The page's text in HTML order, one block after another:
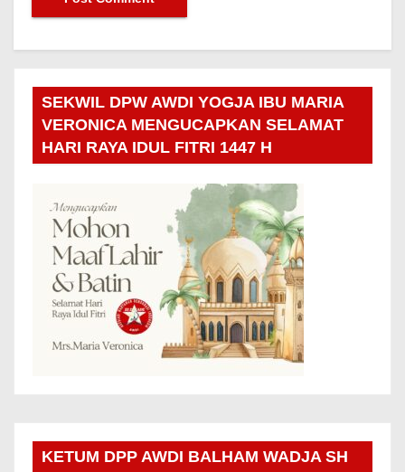
SEKWIL DPW AWDI YOGJA IBU MARIA
VERONICA MENGUCAPKAN SELAMAT
HARI RAYA IDUL FITRI 1447 H
KETUM DPP AWDI BALHAM WADJA SH